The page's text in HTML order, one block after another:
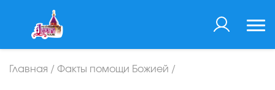
Главная / Факты помощи Божией /